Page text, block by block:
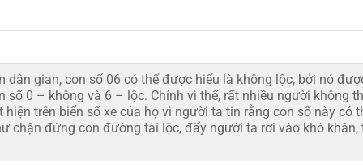
dân gian, con số 06 có thể được hiểu là không lộc, bởi nó
số 0 – không và 6 – lộc. Chính vì thế, rất nhiều người không
hiện trên biển số xe của họ vì người ta tin rằng con số này có
chặn đứng con đường tài lộc, đẩy người ta rơi vào khó khăn,